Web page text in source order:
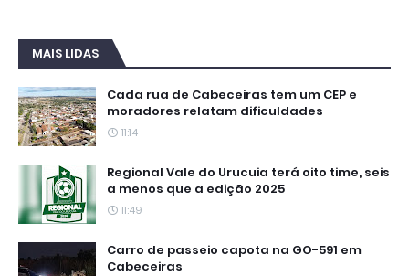
MAIS LIDAS
Cada rua de Cabeceiras tem um CEP e
moradores relatam dificuldades
11:14
Regional Vale do Urucuia terá oito time, seis
a menos que a edição 2025
11:49
Carro de passeio capota na GO-591 em
Cabeceiras